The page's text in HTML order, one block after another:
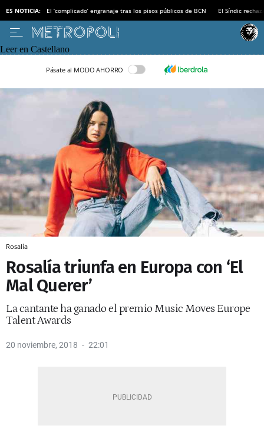
ES NOTICIA: El ‘complicado’ engranaje tras los pisos públicos de BCN El Síndic
Leer en Castellano
Pásate al MODO AHORRO
Rosalía
Rosalía triunfa en Europa con ‘El
Mal Querer’
La cantante ha ganado el premio Music Moves Europe
Talent Awards
20 noviembre, 2018 22:01